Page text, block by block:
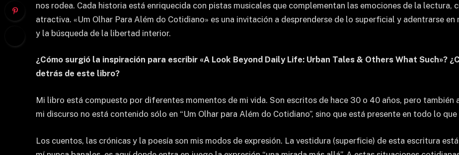
nos rodea. Cada historia está enriquecida con pistas musicales que complementan las emociones de la lectura,
atractiva. «Um Olhar Para Além do Cotidiano» es una invitación a desprenderse de lo superficial y adentrarse
y la búsqueda de la libertad interior.
¿Cómo surgió la inspiración para escribir «A Look Beyond Daily Life: Urban Tales & Others What Such»?
detrás de este libro?
Mi libro está compuesto por diferentes momentos de mi vida. Son escritos de hace 30 o 40 años, pero
mi discurso no está contenido sólo en “Um Olhar para Além do Cotidiano”, sino que está presente en todo lo
Los cuentos, las crónicas y la poesía son mis modos de expresión. La vestidura (superficie) de esta escritura